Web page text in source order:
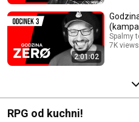
2:01:02
Spalmy
7K views
RPG od kuchni!